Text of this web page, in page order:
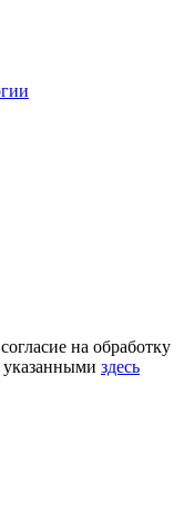
на обработку
указанными здесь